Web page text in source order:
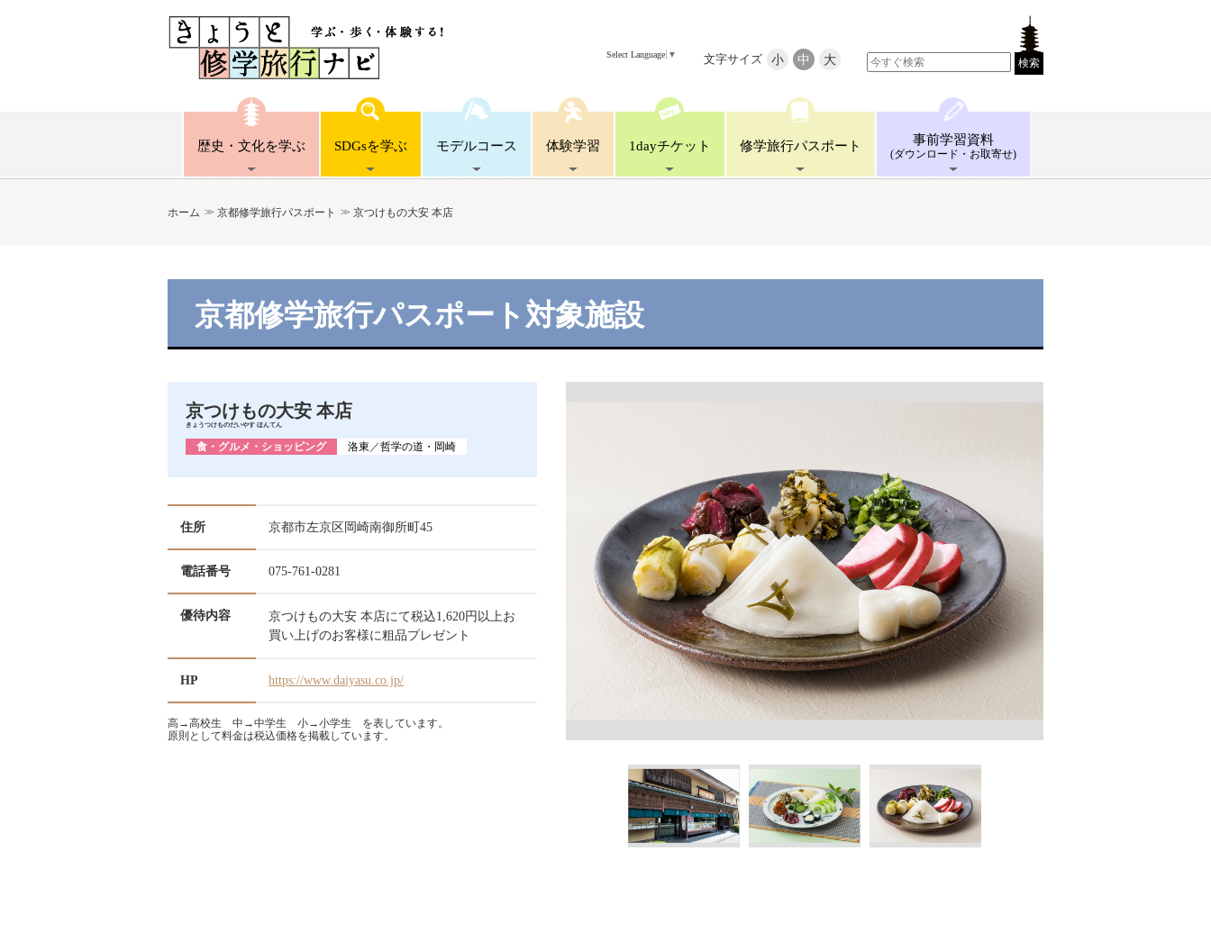
検索
文字サイズ 小 中 大
Select Language ▼
歴史・文化を学ぶ SDGsを学ぶ モデルコース 体験学習 1dayチケット 修学旅行パスポート 事前学習資料
(ダウンロード ・お取寄せ)
ホーム 京都修学旅行パスポート 京つけもの大安 本店
京都修学旅行パスポート対象施設
京つけもの大安 本店
きょうつけものだいやす ほんてん
食・グルメ・ショッピング 洛東 ／哲学の道・岡崎
住所 京都市左京区岡崎南御所町45
電話番号 075-761-0281
優待内容
京つけもの大安 本店にて税込1,620円以上お
買い上げのお客様に粗品プレゼント
HP https://www.daiyasu.co.jp/
高→高校生 中→中学生 小→小学生 を表しています。
原則として料金は税込価格を掲載しています。